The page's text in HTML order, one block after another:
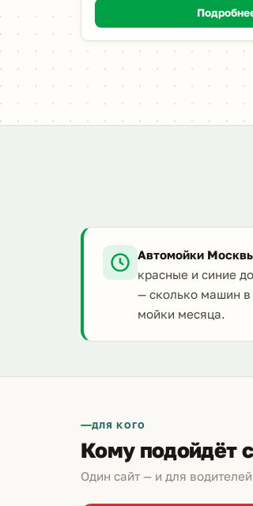
Автомойки
красные и синие
— сколько машин
мойки месяца.
ДЛЯ КОГО
Кому подойдёт
Один сайт — и для